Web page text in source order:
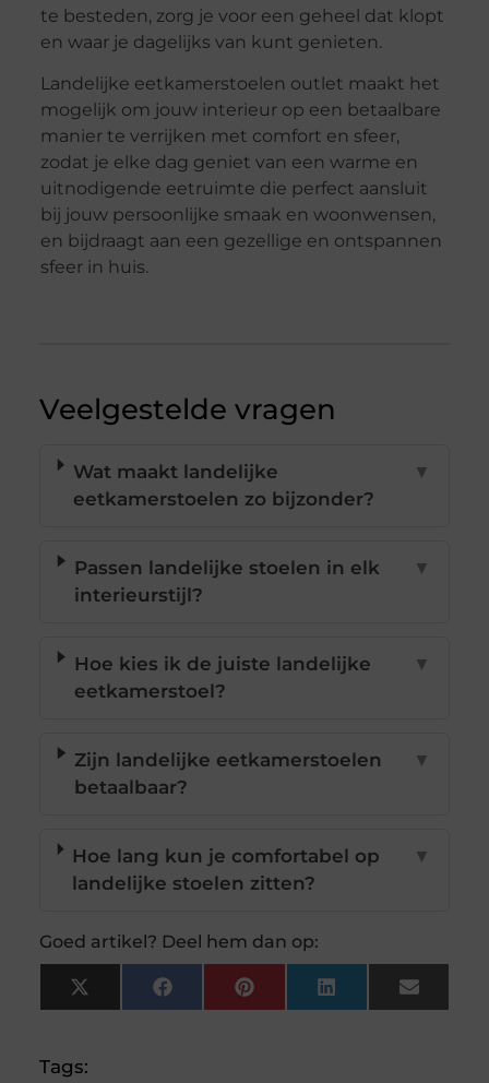
te besteden, zorg je voor een geheel dat klopt
en waar je dagelijks van kunt genieten.
Landelijke eetkamerstoelen outlet maakt het
mogelijk om jouw interieur op een betaalbare
manier te verrijken met comfort en sfeer,
zodat je elke dag geniet van een warme en
uitnodigende eetruimte die perfect aansluit
bij jouw persoonlijke smaak en woonwensen,
en bijdraagt aan een gezellige en ontspannen
sfeer in huis.
Veelgestelde vragen
Wat maakt landelijke
eetkamerstoelen zo bijzonder?
▼
Passen landelijke stoelen in elk
interieurstijl?
▼
Hoe kies ik de juiste landelijke
eetkamerstoel?
▼
Zijn landelijke eetkamerstoelen
betaalbaar?
▼
Hoe lang kun je comfortabel op
landelijke stoelen zitten?
▼
Goed artikel? Deel hem dan op:
X
(Twitter)
FacebookPinterestLinkedInEmail
Tags: